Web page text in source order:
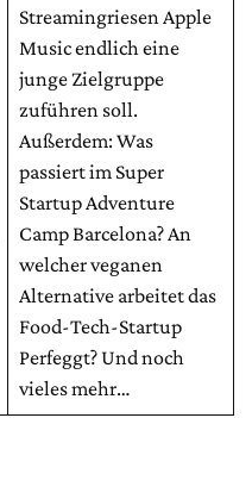
Streamingriesen Apple
Music endlich eine
junge Zielgruppe
zuführen soll.
Außerdem: Was
passiert im Super
Startup Adventure
Camp Barcelona? An
welcher veganen
Alternative arbeitet das
Food-Tech-Startup
Perfeggt? Und noch
vieles mehr…